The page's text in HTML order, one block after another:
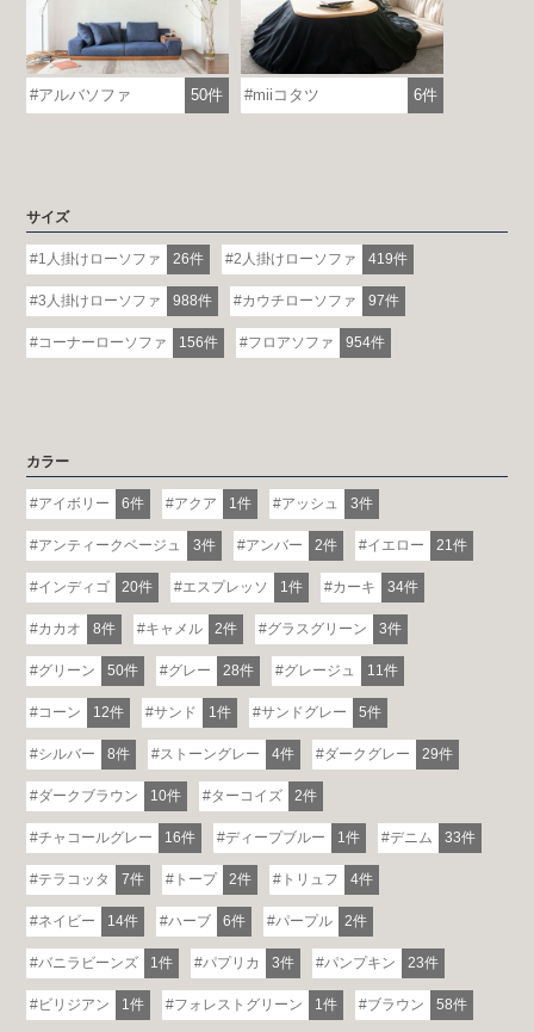
アルバソファ 50件 miiコタツ 6件
サイズ
1人掛けローソファ 26件 2人掛けローソファ 419件
3人掛けローソファ 988件 カウチローソファ 97件
コーナーローソファ 156件 フロアソファ 954件
カラー
アイボリー 6件 アクア 1件 アッシュ 3件
アンティークベージュ 3件 アンバー 2件 イエロー 21件
インディゴ 20件 エスプレッソ 1件 カーキ 34件
カカオ 8件 キャメル 2件 グラスグリーン 3件
グリーン 50件 グレー 28件 グレージュ 11件
コーン 12件 サンド 1件 サンドグレー 5件
シルバー 8件 ストーングレー 4件 ダークグレー 29件
ダークブラウン 10件 ターコイズ 2件
チャコールグレー 16件 ディープブルー 1件 デニム 33件
テラコッタ 7件 トープ 2件 トリュフ 4件
ネイビー 14件 ハーブ 6件 パープル 2件
バニラビーンズ 1件 パプリカ 3件 パンプキン 23件
ビリジアン 1件 フォレストグリーン 1件 ブラウン 58件